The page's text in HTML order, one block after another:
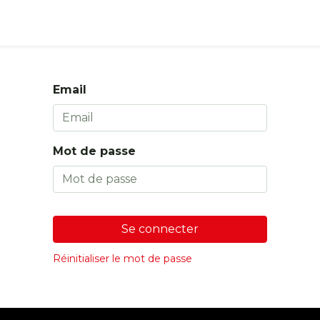
Email
Mot de passe
Se connecter
Réinitialiser le mot de passe